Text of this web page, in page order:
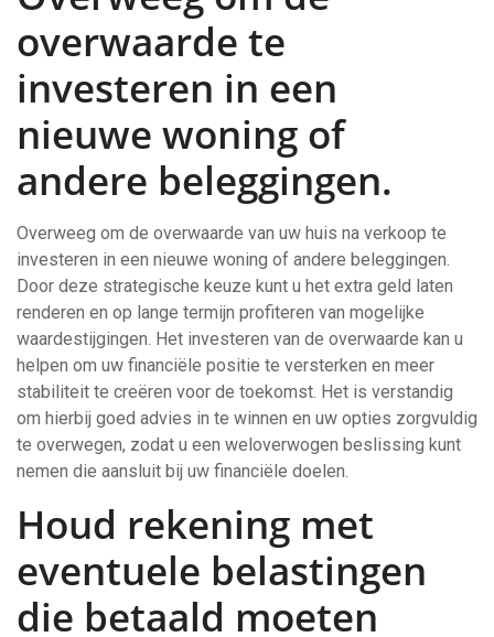
overwaarde te
investeren in een
nieuwe woning of
andere beleggingen.
Overweeg om de overwaarde van uw huis na verkoop te
investeren in een nieuwe woning of andere beleggingen.
Door deze strategische keuze kunt u het extra geld laten
renderen en op lange termijn profiteren van mogelijke
waardestijgingen. Het investeren van de overwaarde kan u
helpen om uw financiële positie te versterken en meer
stabiliteit te creëren voor de toekomst. Het is verstandig
om hierbij goed advies in te winnen en uw opties zorgvuldig
te overwegen, zodat u een weloverwogen beslissing kunt
nemen die aansluit bij uw financiële doelen.
Houd rekening met
eventuele belastingen
die betaald moeten